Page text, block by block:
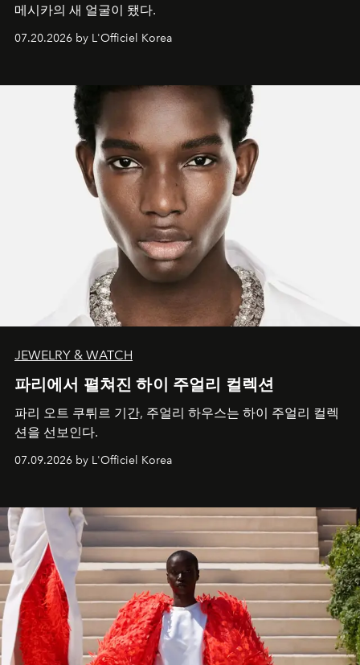
메시카의 새 얼굴이 됐다.
07.20.2026 by L'Officiel Korea
JEWELRY & WATCH
파리에서 펼쳐진 하이 주얼리 컬렉션
파리 오트 쿠튀르 기간, 주얼리 하우스는 하이 주얼리 컬렉
션을 선보인다.
07.09.2026 by L'Officiel Korea